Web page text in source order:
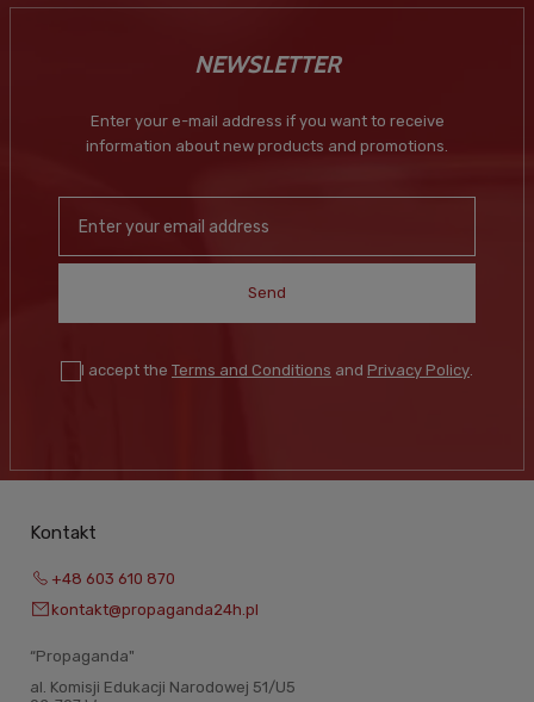
NEWSLETTER
Enter your e-mail address if you want to receive
information about new products and promotions.
Send
I accept the Terms and Conditions and Privacy Policy.
Kontakt
+48 603 610 870
kontakt@propaganda24h.pl
“Propaganda"
al. Komisji Edukacji Narodowej 51/U5